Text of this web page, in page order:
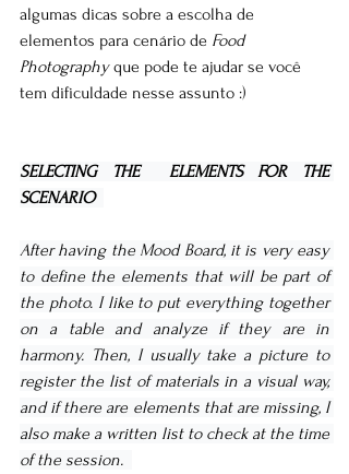
algumas dicas sobre a escolha de
elementos para cenário de Food
Photography que pode te ajudar se você
tem dificuldade nesse assunto :)
SELECTING THE  ELEMENTS FOR THE
SCENARIO
After having the Mood Board, it is very easy
to define the elements that will be part of
the photo. I like to put everything together
on a table and analyze if they are in
harmony. Then, I usually take a picture to
register the list of materials in a visual way,
and if there are elements that are missing, I
also make a written list to check at the time
of the session.